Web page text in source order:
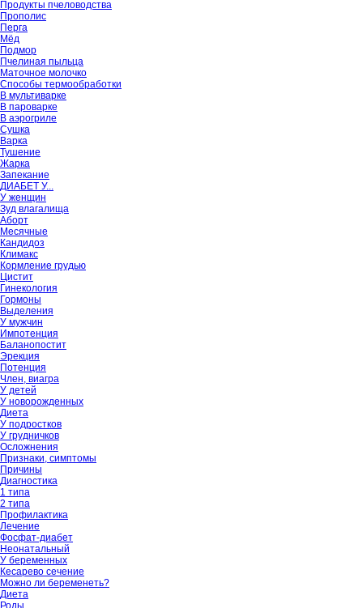
Продукты пчеловодства
Прополис
Перга
Мёд
Подмор
Пчелиная пыльца
Маточное молочко
Способы термообработки
В мультиварке
В пароварке
В аэрогриле
Сушка
Варка
Тушение
Жарка
Запекание
ДИАБЕТ У...
У женщин
Зуд влагалища
Аборт
Месячные
Кандидоз
Климакс
Кормление грудью
Цистит
Гинекология
Гормоны
Выделения
У мужчин
Импотенция
Баланопостит
Эрекция
Потенция
Член, виагра
У детей
У новорожденных
Диета
У подростков
У грудничков
Осложнения
Признаки, симптомы
Причины
Диагностика
1 типа
2 типа
Профилактика
Лечение
Фосфат-диабет
Неонатальный
У беременных
Кесарево сечение
Можно ли беременеть?
Диета
Роды